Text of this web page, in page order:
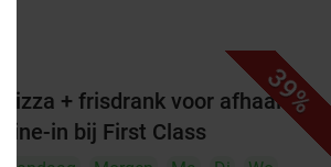
39%
Pizza + frisdrank voor afhaal of
dine-in bij First Class